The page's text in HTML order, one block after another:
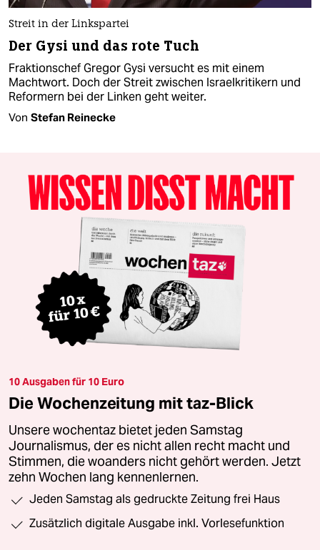
Streit in der Linkspartei
Der Gysi und das rote Tuch
Fraktionschef Gregor Gysi versucht es mit einem
Machtwort. Doch der Streit zwischen Israelkritikern und
Reformern bei der Linken geht weiter.
Von Stefan Reinecke
10 Ausgaben für 10 Euro
Die Wochenzeitung mit taz-Blick
Unsere wochentaz bietet jeden Samstag
Journalismus, der es nicht allen recht macht und
Stimmen, die woanders nicht gehört werden. Jetzt
zehn Wochen lang kennenlernen.
Jeden Samstag als gedruckte Zeitung frei Haus
Zusätzlich digitale Ausgabe inkl. Vorlesefunktion